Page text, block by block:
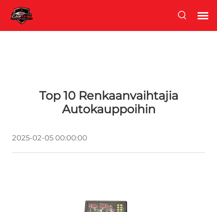
Top 10 Renkaanvaihtajia
Autokauppoihin
2025-02-05 00:00:00